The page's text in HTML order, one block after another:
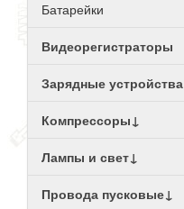
Батарейки
Видеорегистраторы
Зарядные устройства
Компрессоры↓
Лампы и свет↓
Провода пусковые↓